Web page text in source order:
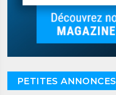
PETITES ANNONCES